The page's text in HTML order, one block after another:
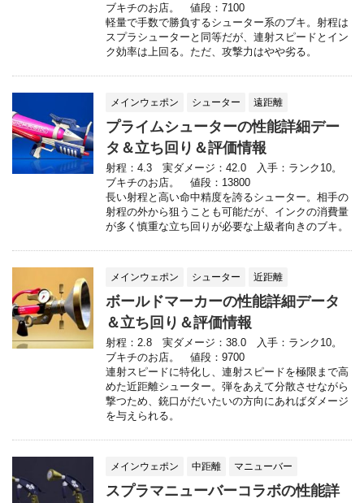
ブキチのお店。 値段：7100
軽量で手数で勝負するシューター系のブキ。射程は
スプラシューターと同等だが、連射スピードとイン
ク効率は上回る。ただ、攻撃力はやや劣る。
メインウェポン シューター 遠距離
プライムシューターの性能詳細デー
タ＆立ち回り＆評価情報
射程：4.3 実ダメージ：42.0 入手：ランク10。
ブキチのお店。 値段：13800
長い射程と高い命中精度を誇るシューター。相手の
射程の外から狙うことも可能だが、インクの消費量
が多く慎重な立ち回りが必要な上級者向きのブキ。
メインウェポン シューター 近距離
ボールドマーカーの性能詳細データ
＆立ち回り＆評価情報
射程：2.8 実ダメージ：38.0 入手：ランク10。
ブキチのお店。 値段：9700
連射スピードに特化し、連射スピードを極限まで高
めた近距離シューター。弾をあえて分散させながら
撃つため、銃口がだいたいの方向にあればダメージ
を与えられる。
メインウェポン 中距離 マニューバー
スプラマニューバーコラボの性能詳